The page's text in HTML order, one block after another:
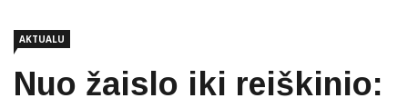
AKTUALU
Nuo žaislo iki reiškinio: